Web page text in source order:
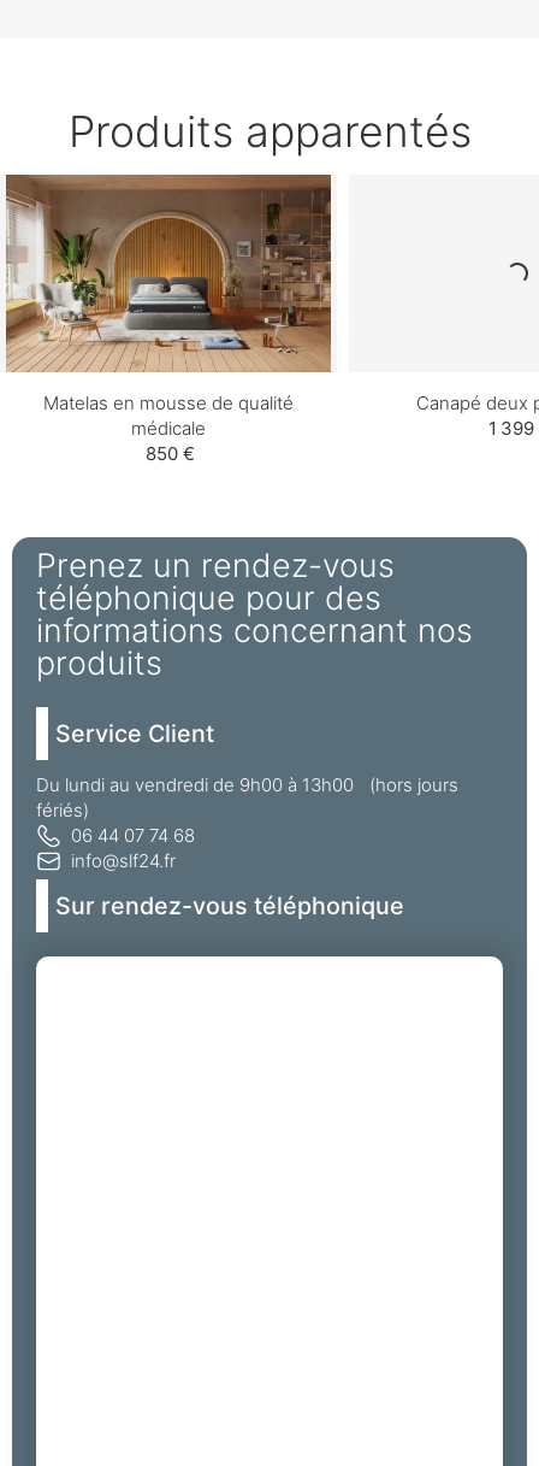
Produits apparentés
Matelas en mousse de qualité
médicale
850 €
Canapé deux
1 399
Prenez un rendez-vous
téléphonique pour des
informations concernant nos
produits
Service Client
Du lundi au vendredi de 9h00 à 13h00 (hors jours
fériés)
06 44 07 74 68
info@slf24.fr
Sur rendez-vous téléphonique